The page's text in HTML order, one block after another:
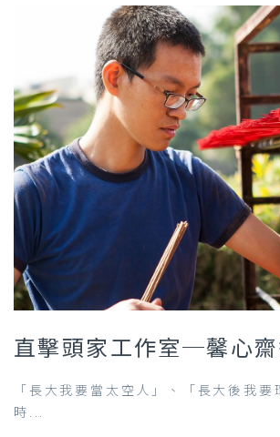
直擊頭家工作室─馨心齋
「長大我要當太空人」、「長大後我要
時...